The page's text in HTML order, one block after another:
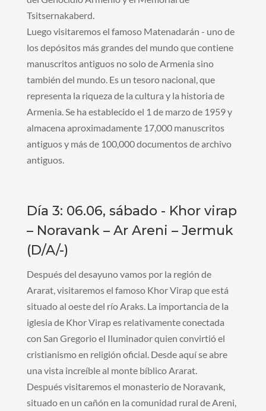
Tsitsernakaberd.
Luego visitaremos el famoso Matenadarán - uno de
los depósitos más grandes del mundo que contiene
manuscritos antiguos no solo de Armenia sino
también del mundo. Es un tesoro nacional, que
representa la riqueza de la cultura y la historia de
Armenia. Se ha establecido el 1 de marzo de 1959 y
almacena aproximadamente 17,000 manuscritos
antiguos y más de 100,000 documentos de archivo
antiguos.
Día 3: 06.06, sábado - Khor virap
– Noravank – Ar Areni – Jermuk
(D/A/-)
Después del desayuno vamos por la región de
Ararat, visitaremos el famoso Khor Virap que está
situado al oeste del río Araks. La importancia de la
iglesia de Khor Virap es relativamente conectada
con San Gregorio el Iluminador quien convirtió el
cristianismo en religión oficial. Desde aquí se abre
una vista increíble al monte bíblico Ararat.
Después visitaremos el monasterio de Noravank,
situado en un cañón en la comunidad rural de Areni,